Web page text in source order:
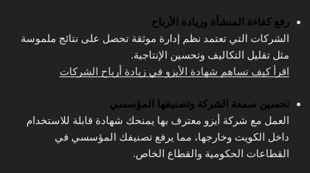
رفع كفاءة المنشأة وزيادة الأرباح
الشركات التي تعتمد نظم إدارة موثقة تحصل على نتائج ملموسة
مثل تقليل التكاليف وتحسين الإنتاجية.
اقرأ كيف تساهم شهادة الأيزو في زيادة أرباح الشركات
تحسين سمعة الشركة وتصنيفها المؤسسي
العمل مع شركة أيزو معترف بها يمنحك شهادة قابلة للاستخدام
داخل الكويت وخارجها، مما يرفع تصنيفك المؤسسي في
القطاعات الحكومية والقطاع الخاص.